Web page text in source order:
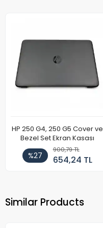
HP 250 G4, 250 G5 Cover ve
Bezel Set Ekran Kasası
%27
900,79 TL
654,24 TL
Similar Products